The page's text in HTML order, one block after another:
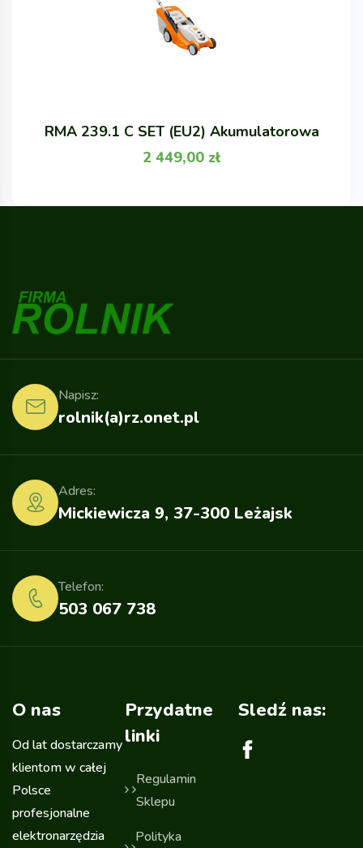
RMA 239.1 C SET (EU2) Akumulatorowa
2 449,00 zł
rolnik(a)rz.onet.pl
Napisz:
Mickiewicza 9, 37-300 Leżajsk
Adres:
503 067 738
Telefon:
O nas
Od lat dostarczamy
klientom w całej
Polsce
profesjonalne
elektronarzędzia
Przydatne
linki
Regulamin
Sklepu
Polityka
Sledź nas: